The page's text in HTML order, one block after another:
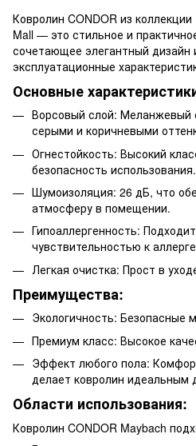
Ковролин CONDOR из
Mall — это стильное и
сочетающее элегантный дизайн
эксплуатационные
Основные
Ворсовый слой: Меланжевый
серыми и коричневыми
Огнестойкость: Высокий
безопасность использования.
Шумоизоляция: 26 дБ, что
атмосферу в помещении.
Гипоаллергенность:
чувствительностью к
Легкая очистка: Прост в
Преимущества:
Экологичность: Безопасные
Премиум класс: Высокое
Эффект любого пола:
делает ковролин
Области использования:
Ковролин CONDOR Maybach